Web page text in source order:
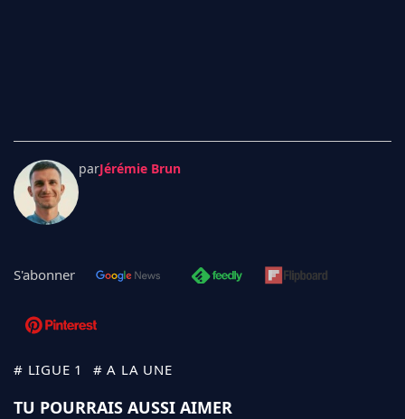
parJérémie Brun
S'abonner
# LIGUE 1 # A LA UNE
TU POURRAIS AUSSI AIMER